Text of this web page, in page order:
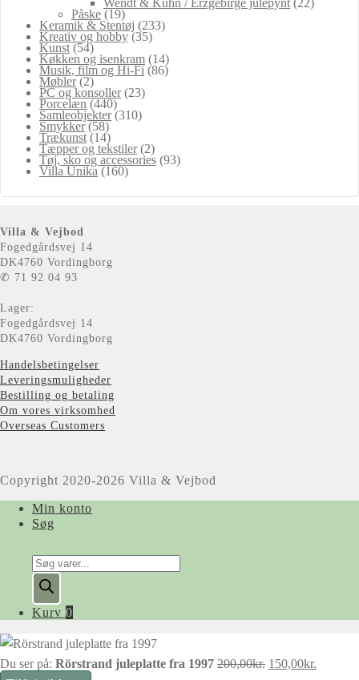
Wendt & Kühn / Erzgebirge julepynt (22)
Påske (19)
Keramik & Stentøj (233)
Kreativ og hobby (35)
Kunst (54)
Køkken og isenkram (14)
Musik, film og Hi-Fi (86)
Møbler (2)
PC og konsoller (23)
Porcelæn (440)
Samleobjekter (310)
Smykker (58)
Trækunst (14)
Tæpper og tekstiler (2)
Tøj, sko og accessories (93)
Villa Unika (160)
Villa & Vejbod
Fogedgårdsvej 14
DK4760 Vordingborg
✆ 71 92 04 93
Lager:
Fogedgårdsvej 14
DK4760 Vordingborg
Handelsbetingelser
Leveringsmuligheder
Bestilling og betaling
Om vores virksomhed
Overseas Customers
Copyright 2020-2026 Villa & Vejbod
Min konto
Søg
Products
search
Kurv 0
Du ser på: Rörstrand juleplatte fra 1997 200,00kr. Den
150,00kr.